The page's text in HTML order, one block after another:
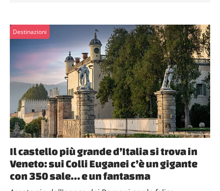
Destinazioni
Il castello più grande d’Italia si trova in
Veneto: sui Colli Euganei c’è un gigante
con 350 sale… e un fantasma